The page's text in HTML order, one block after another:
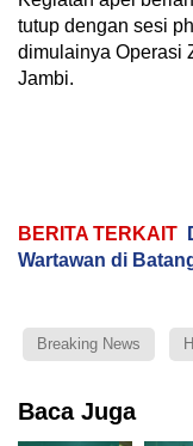
tutup dengan sesi
dimulainya Operasi
Jambi.
BERITA TERKAIT
Wartawan di
Breaking News
Baca Juga